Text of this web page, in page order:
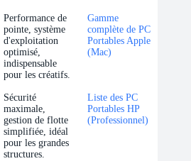
Performance de
pointe, système
d'exploitation
optimisé,
indispensable
pour les créatifs.
Gamme
complète de PC
Portables Apple
(Mac)
Sécurité
maximale,
gestion de flotte
simplifiée, idéal
pour les grandes
structures.
Liste des PC
Portables HP
(Professionnel)